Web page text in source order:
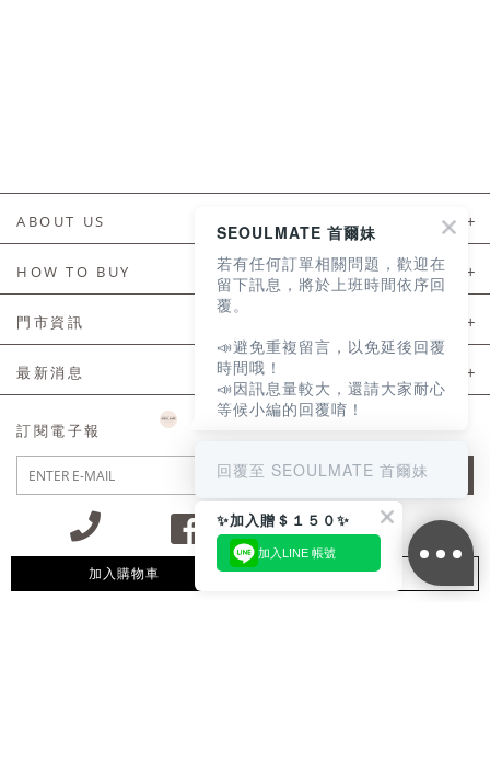
加入購物車 追蹤清單
ABOUT US
HOW TO BUY
如何購買
會員常見問題
訂單常見問題
商品售後服務
電子發票
國外會員服務
門市資訊
門市資訊
最新消息
LINE官方會員活動
訂閱電子報
JOIN
09:30~12:00 13:00~18:30 / Mon - Fri(例假日除外)
SEOULMATE 首爾妹
若有任何訂單相關問題，歡迎在
留下訊息，將於上班時間依序回
覆。
📣避免重複留言，以免延後回覆
時間哦！
📣因訊息量較大，還請大家耐心
等候小編的回覆唷！
回覆至 SEOULMATE 首爾妹
✨加入贈＄１５０✨
加入LINE 帳號